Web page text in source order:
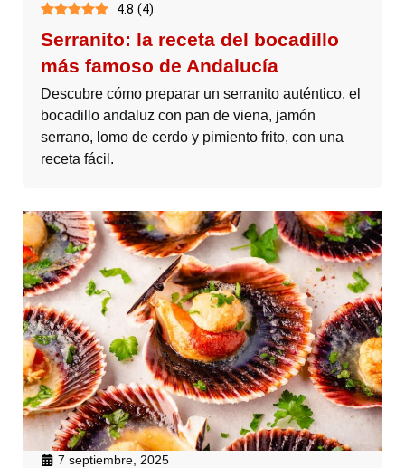
4.8 (4)
Serranito: la receta del bocadillo
más famoso de Andalucía
Descubre cómo preparar un serranito auténtico, el
bocadillo andaluz con pan de viena, jamón
serrano, lomo de cerdo y pimiento frito, con una
receta fácil.
7 septiembre, 2025